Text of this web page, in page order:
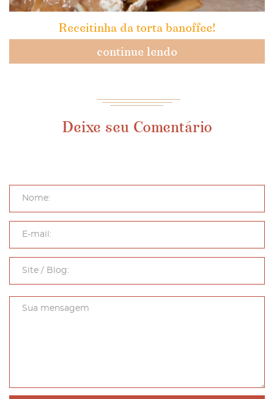
Receitinha da torta banoffee!
continue lendo
Deixe seu Comentário